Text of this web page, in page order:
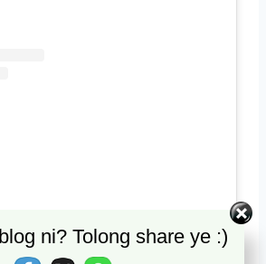
ni? Tolong share ye :)